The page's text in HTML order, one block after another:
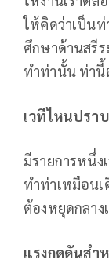
ให้คิดว่าเป็น
ศึกษาด้านสรีร
ทำท่านั้น ท่านี้
เวทีไหนปรา
มีรายการหนึ่ง
ทำท่าเหมือนเ
ต้องหยุดกลา
แรงกดดันสำ